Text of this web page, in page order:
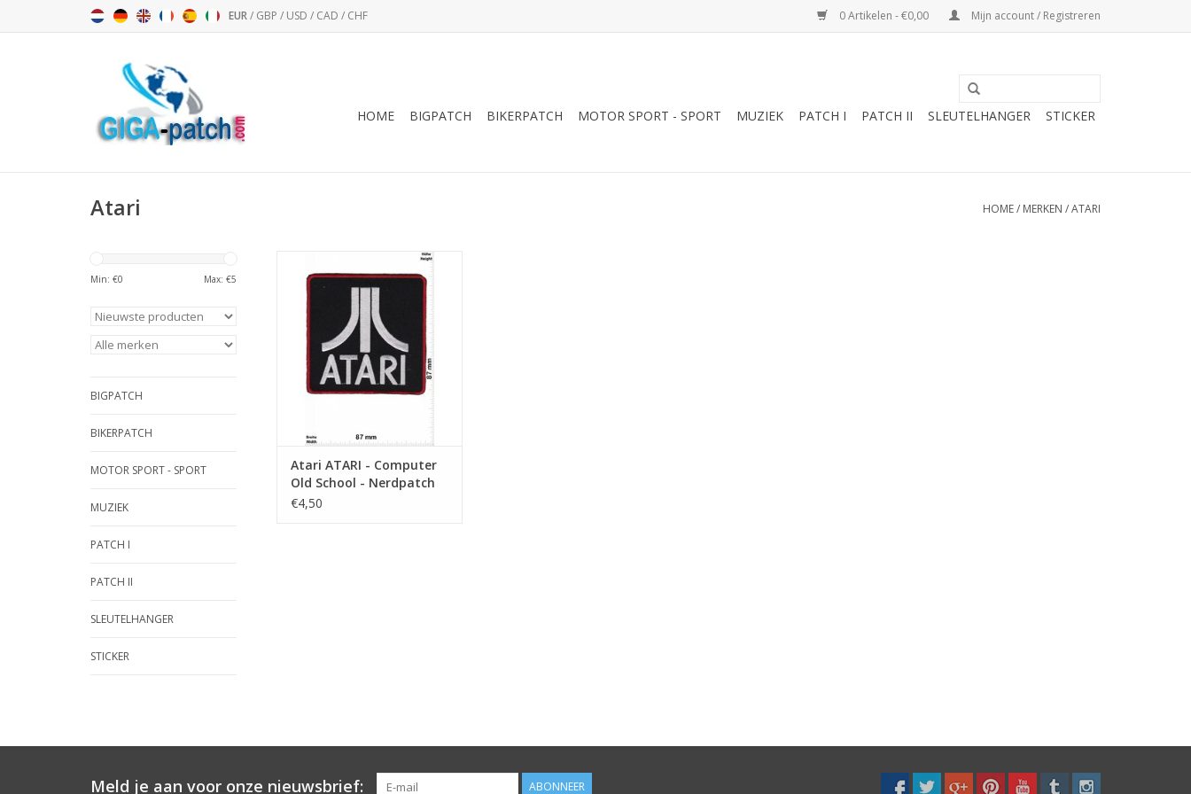
EUR/ GBP / USD / CAD / CHF 0 Artikelen - €0,00 Mijn account / Registreren
HOME BIGPATCH BIKERPATCH MOTOR SPORT - SPORT MUZIEK PATCH I PATCH II SLEUTELHANGER STICKER
Atari HOME/ MERKEN /ATARI
Min: €0 Max: €5
BIGPATCH
BIKERPATCH
MOTOR SPORT - SPORT
MUZIEK
PATCH I
PATCH II
SLEUTELHANGER
STICKER
ATARI - Computer Old School -
Nerdpatch
TOEVOEGEN AAN WINKELWAGEN
Atari ATARI - Computer
Old School - Nerdpatch
€4,50
Meld je aan voor onze nieuwsbrief: ABONNEER